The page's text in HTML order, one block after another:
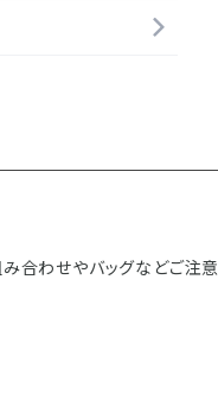
合わせやバッグなどご注意